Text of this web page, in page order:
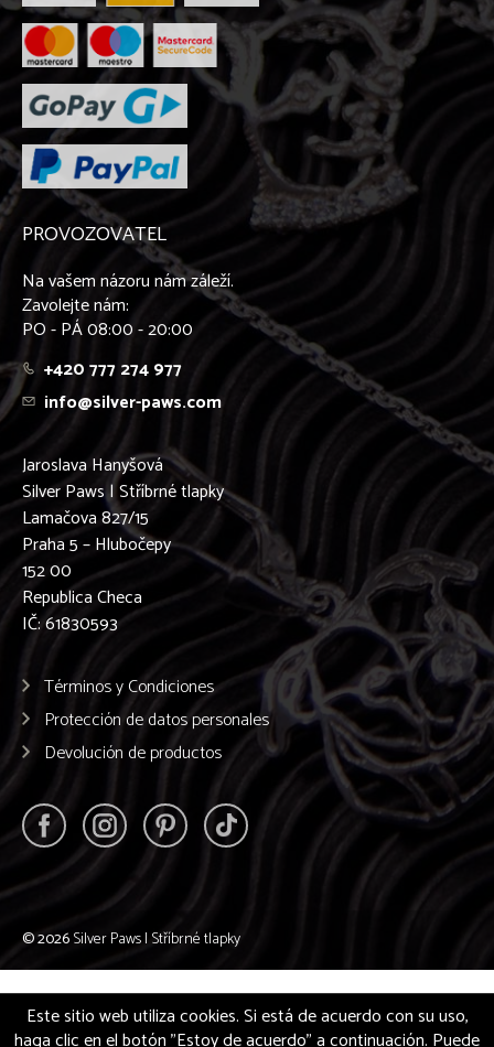
PROVOZOVATEL
Na vašem názoru nám záleží.
Zavolejte nám:
PO - PÁ 08:00 - 20:00
+420 777 274 977
info@silver-paws.com
Jaroslava Hanyšová
Silver Paws | Stříbrné tlapky
Lamačova 827/15
Praha 5 – Hlubočepy
152 00
Republica Checa
IČ: 61830593
Términos y Condiciones
Protección de datos personales
Devolución de productos
© 2026Silver Paws | Stříbrné tlapky
Este sitio web utiliza cookies. Si está de acuerdo con su uso,
haga clic en el botón "Estoy de acuerdo" a continuación. Puede